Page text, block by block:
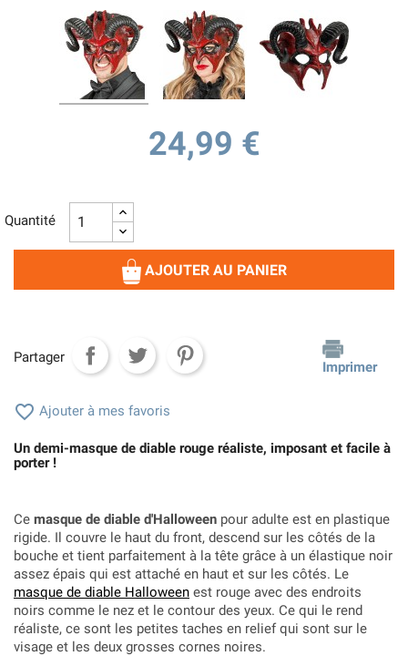
24,99 €
Quantité
AJOUTER AU PANIER
Partager
Imprimer
 Ajouter à mes favoris
Un demi-masque de diable rouge réaliste, imposant et facile à
porter !
Ce masque de diable d'Halloween pour adulte est en plastique
rigide. Il couvre le haut du front, descend sur les côtés de la
bouche et tient parfaitement à la tête grâce à un élastique noir
assez épais qui est attaché en haut et sur les côtés. Le
masque de diable Halloween est rouge avec des endroits
noirs comme le nez et le contour des yeux. Ce qui le rend
réaliste, ce sont les petites taches en relief qui sont sur le
visage et les deux grosses cornes noires.